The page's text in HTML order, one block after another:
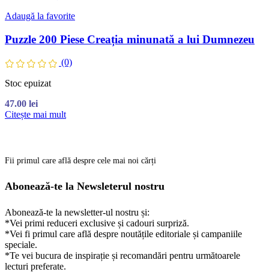
Adaugă la favorite
Puzzle 200 Piese Creația minunată a lui Dumnezeu
(0)
Stoc epuizat
47.00 lei
Citește mai mult
Fii primul care află despre cele mai noi cărți
Abonează-te la Newsleterul nostru
Abonează-te la newsletter-ul nostru și:
*Vei primi reduceri exclusive și cadouri surpriză.
*Vei fi primul care află despre noutățile editoriale și campaniile
speciale.
*Te vei bucura de inspirație și recomandări pentru următoarele
lecturi preferate.